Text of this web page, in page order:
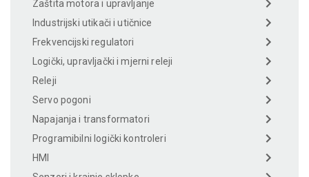
Zaštita motora i upravljanje
Industrijski utikači i utičnice
Frekvencijski regulatori
Logički, upravljački i mjerni releji
Releji
Servo pogoni
Napajanja i transformatori
Programibilni logički kontroleri
HMI